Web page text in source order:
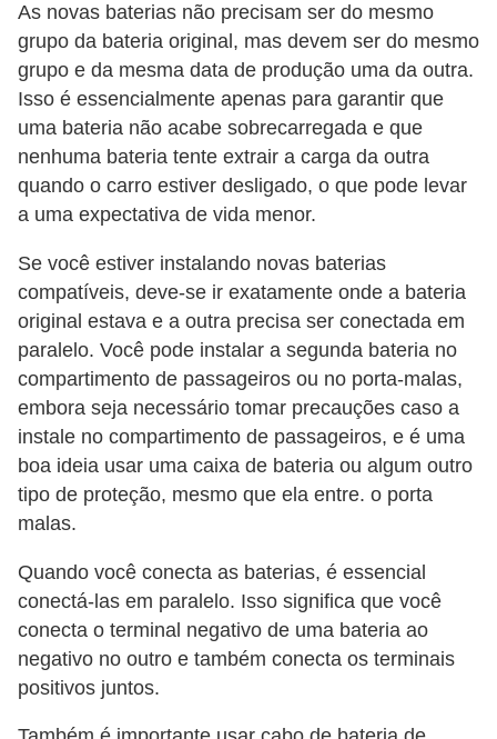
As novas baterias não precisam ser do mesmo
grupo da bateria original, mas devem ser do mesmo
grupo e da mesma data de produção uma da outra.
Isso é essencialmente apenas para garantir que
uma bateria não acabe sobrecarregada e que
nenhuma bateria tente extrair a carga da outra
quando o carro estiver desligado, o que pode levar
a uma expectativa de vida menor.
Se você estiver instalando novas baterias
compatíveis, deve-se ir exatamente onde a bateria
original estava e a outra precisa ser conectada em
paralelo. Você pode instalar a segunda bateria no
compartimento de passageiros ou no porta-malas,
embora seja necessário tomar precauções caso a
instale no compartimento de passageiros, e é uma
boa ideia usar uma caixa de bateria ou algum outro
tipo de proteção, mesmo que ela entre. o porta
malas.
Quando você conecta as baterias, é essencial
conectá-las em paralelo. Isso significa que você
conecta o terminal negativo de uma bateria ao
negativo no outro e também conecta os terminais
positivos juntos.
r
â
n
s
i
t
o
S
e
g
u
r
o
a
u
t
o
T
a